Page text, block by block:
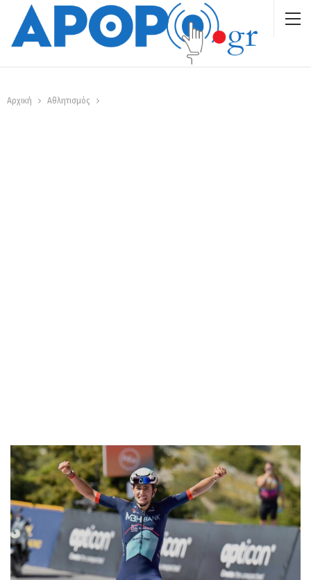
Αρχική Αθλητισμός